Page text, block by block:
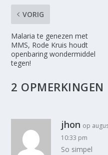
VORIG
Malaria te genezen met
MMS, Rode Kruis houdt
openbaring wondermiddel
tegen!
2 OPMERKINGEN
jhon op
10:33 pm
So simpel